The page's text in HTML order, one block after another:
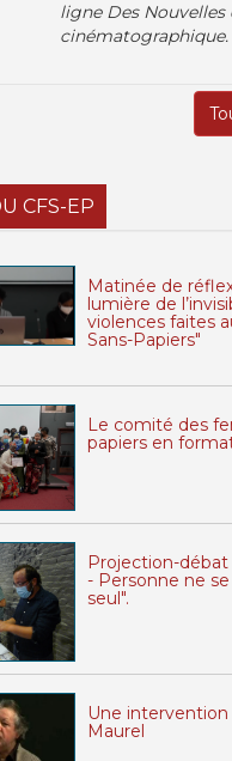
ligne Des
cinématographique.
CFS-EP
Matinée de
lumière de
violences faites
Sans-Papiers"
Le comité des
papiers en
Projection-
- Personne ne
seul".
Une intervention
Maurel